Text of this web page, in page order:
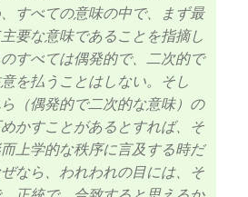
すべての意味の中で、まず最
要な意味であることを指摘し
すべては偶発的で、二次的で
を払うことはしない。そし
（偶発的で二次的な意味）の
かすことがあるとすれば、そ
上学的な秩序に言及する時だ
なら、われわれの目には、そ